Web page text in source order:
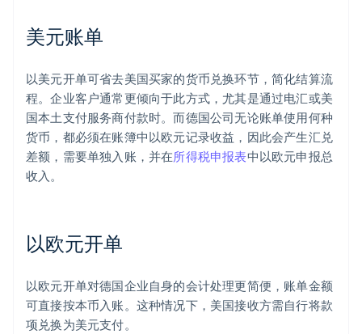
美元账单
以美元开单可省去美国买家的货币兑换环节，简化结算流
程。企业客户通常更倾向于此方式，尤其是通过电汇或美
国本土支付服务商付款时。而德国公司无论账单使用何种
货币，都必须在账簿中以欧元记录收益，因此会产生汇兑
差额，需要单独入账，并在所得税申报表中以欧元申报总
收入。
以欧元开单
以欧元开单对德国企业自身的会计处理更简便，账单金额
可直接按本币入账。这种情况下，美国接收方需自行将款
项兑换为美元支付。